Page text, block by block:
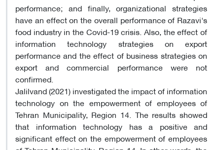
performance; and finally, organizational strategies
have an effect on the overall performance of Razavi's
food industry in the Covid-19 crisis. Also, the effect of
information technology strategies on export
performance and the effect of business strategies on
export and commercial performance were not
confirmed.
Jalilvand (2021) investigated the impact of information
technology on the empowerment of employees of
Tehran Municipality, Region 14. The results showed
that information technology has a positive and
significant effect on the empowerment of employees